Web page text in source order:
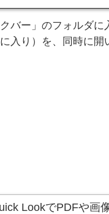
クバー」のフォルダ
入り）を、同時に開
LookでPDFや画